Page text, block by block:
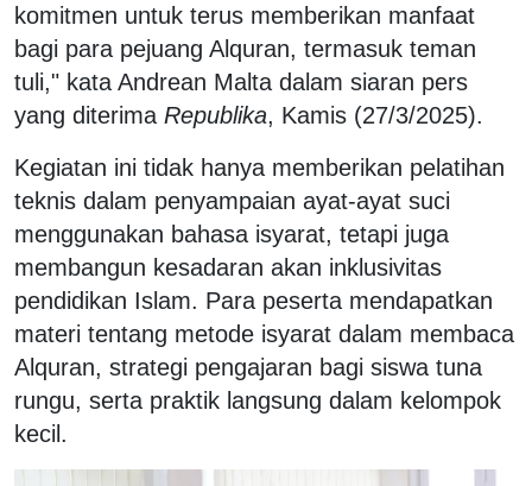
komitmen untuk terus memberikan manfaat
bagi para pejuang Alquran, termasuk teman
tuli," kata Andrean Malta dalam siaran pers
yang diterima Republika, Kamis (27/3/2025).
Kegiatan ini tidak hanya memberikan pelatihan
teknis dalam penyampaian ayat-ayat suci
menggunakan bahasa isyarat, tetapi juga
membangun kesadaran akan inklusivitas
pendidikan Islam. Para peserta mendapatkan
materi tentang metode isyarat dalam membaca
Alquran, strategi pengajaran bagi siswa tuna
rungu, serta praktik langsung dalam kelompok
kecil.